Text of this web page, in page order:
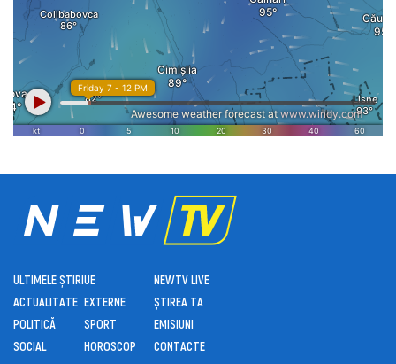
ULTIMELE ȘTIRI
ACTUALITATE
POLITICĂ
SOCIAL
UE
EXTERNE
SPORT
HOROSCOP
NEWTV LIVE
ȘTIREA TA
EMISIUNI
CONTACTE